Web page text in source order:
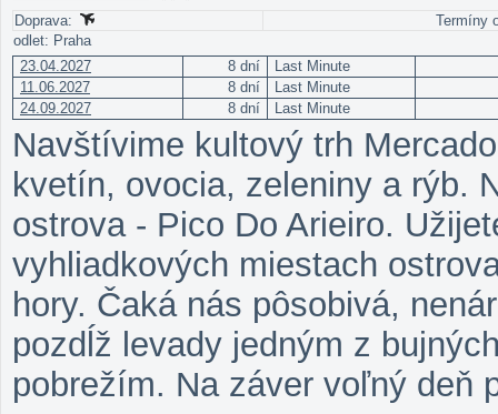
Doprava:
Termíny
odlet: Praha
23.04.2027
8 dní
Last Minute
11.06.2027
8 dní
Last Minute
24.09.2027
8 dní Last Minute
Navštívime kultový trh
kvetín, ovocia, zeleniny a rýb.
ostrova - Pico Do Arieiro.
vyhliadkových miestach
hory. Čaká nás pôsobivá,
pozdĺž levady jedným z
pobrežím. Na záver voľný deň